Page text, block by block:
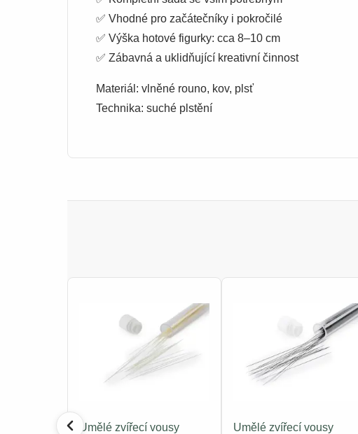
✅ Vhodné pro začátečníky i pokročilé
✅ Výška hotové figurky: cca 8–10 cm
✅ Zábavná a uklidňující kreativní činnost
Materiál: vlněné rouno, kov, plsť
Technika: suché plstění
Umělé zvířecí vousy
Umělé zvířecí vousy